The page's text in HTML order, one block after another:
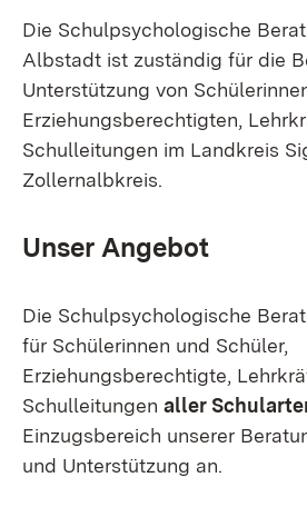
Die Schulpsychologische
Albstadt ist zuständig für die
Unterstützung von
Erziehungsberechtigten,
Schulleitungen im Landkreis
Zollernalbkreis.
Unser Angebot
Die Schulpsychologische
für Schülerinnen und Schüler,
Erziehungsberechtigte,
Schulleitungen aller
Einzugsbereich unserer
und Unterstützung an.